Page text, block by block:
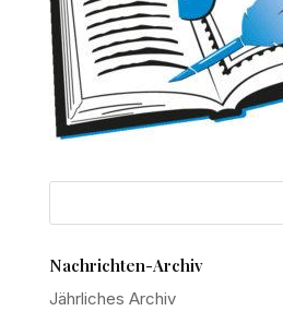
Nachrichten-Archiv
Jährliches Archiv